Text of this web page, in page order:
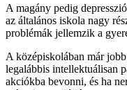
A magány pedig
az általános iskola nagy
problémák jellemzik a
A középiskolában már
legalábbis intellektuálisan
akciókba bevonni, és ha